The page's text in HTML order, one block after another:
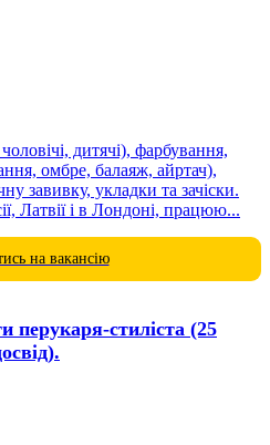
дитячі), фарбування,
омбре, балаяж, айртач),
завивку, укладки та зачіски.
Латвії і в Лондоні, працюю...
на вакансію
перукаря-стиліста (25